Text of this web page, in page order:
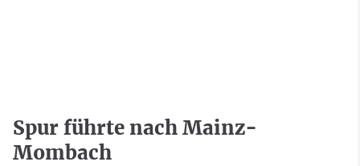
Spur führte nach Mainz-
Mombach